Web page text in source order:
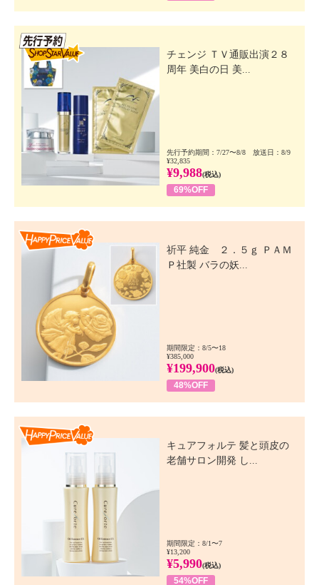
チェンジ ＴＶ通販出演２８
周年 美白の日 美...
先行予約期間：7/27〜8/8 放送日：8/9
¥32,835
¥9,988(税込)
69%OFF
祈平 純金 ２．５ｇ ＰＡＭ
Ｐ社製 バラの妖...
期間限定：8/5〜18
¥385,000
¥199,900(税込)
48%OFF
キュアフォルテ 髪と頭皮の
老舗サロン開発 し...
期間限定：8/1〜7
¥13,200
¥5,990(税込)
54%OFF